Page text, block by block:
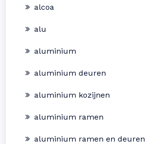
alcoa
alu
aluminium
aluminium deuren
aluminium kozijnen
aluminium ramen
aluminium ramen en deuren